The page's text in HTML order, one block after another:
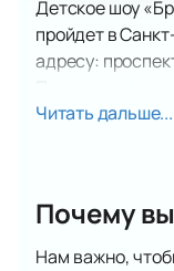
Детское шоу
пройдет в
адресу:
по 6 января
Шоу — это
мотивам
участвуют
Читать дальше...
Почему
Нам важно,